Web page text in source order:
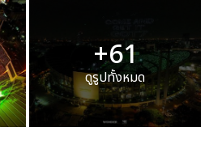
+61
ดูรูปทั้งหมด